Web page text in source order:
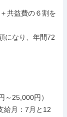
共益費の６割を
になり、年間72
25,000円）
給月：7月と12